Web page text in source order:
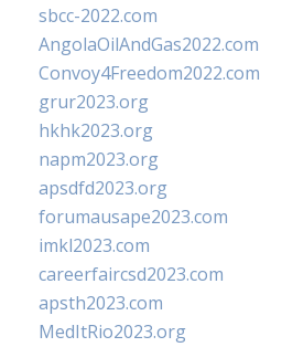
sbcc-2022.com
AngolaOilAndGas2022.com
Convoy4Freedom2022.com
grur2023.org
hkhk2023.org
napm2023.org
apsdfd2023.org
forumausape2023.com
imkl2023.com
careerfaircsd2023.com
apsth2023.com
MedItRio2023.org